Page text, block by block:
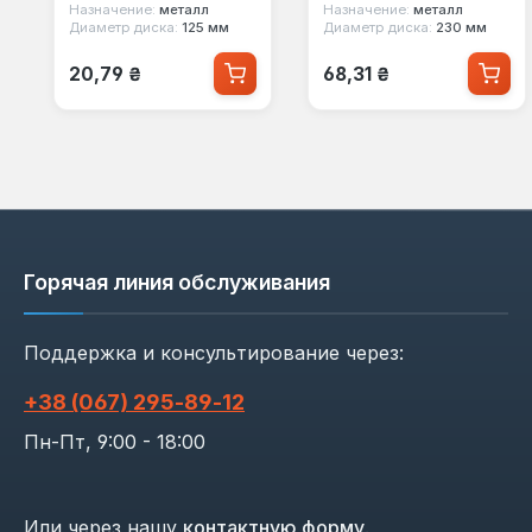
Назначение: металл
Диаметр диска: 125 мм
Обычная цена:
20,79 ₴
Назначение: металл
Диаметр диска: 230 мм
Обычная цена:
68,31 ₴
Горячая линия обслуживания
Поддержка и консультирование через:
+38 (067) 295‑89‑12
Пн-Пт, 9:00 - 18:00